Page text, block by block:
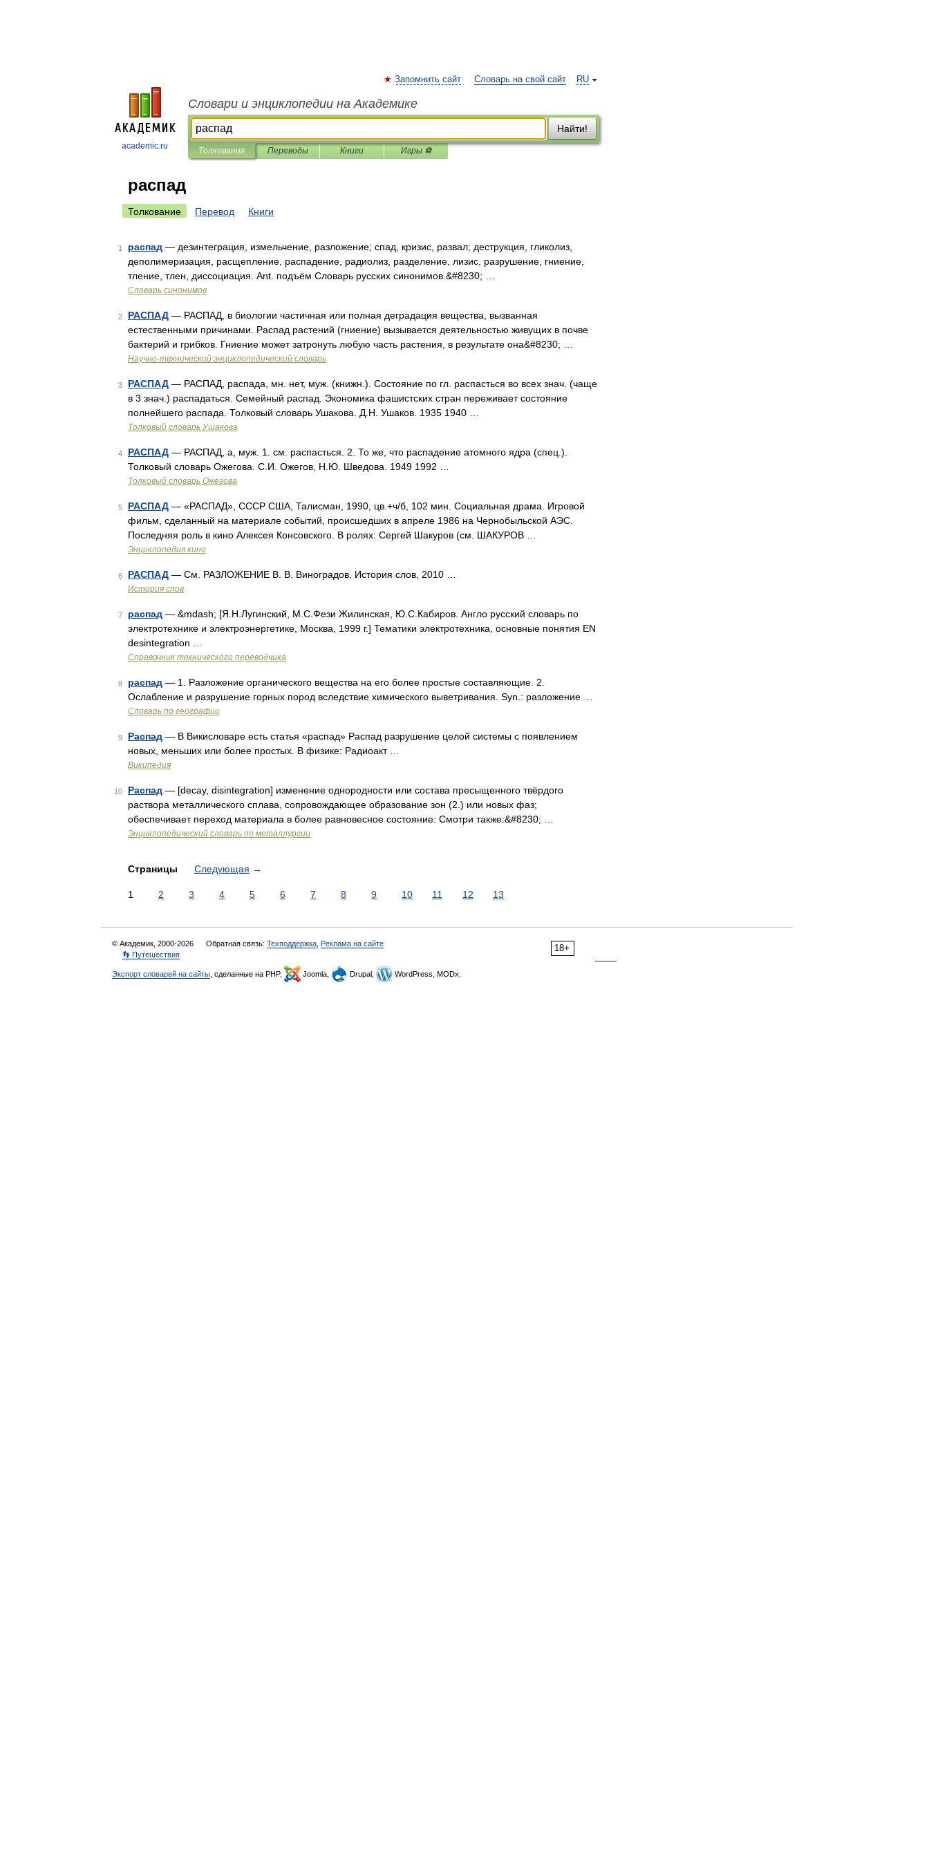
academic.ru
RU
Запомнить сайт Словарь на свой сайт
Словари и энциклопедии на Академике
Найти!
Толкования Переводы Книги Игры ⚽
распад
Толкование Перевод Книги
1 распад — дезинтеграция, измельчение, разложение; спад, кризис, развал; деструкция, гликолиз,
деполимеризация, расщепление, распадение, радиолиз, разделение, лизис, разрушение, гниение,
тление, тлен, диссоциация. Ant. подъём Словарь русских синонимов.&#8230; …
Словарь синонимов
2 РАСПАД — РАСПАД, в биологии частичная или полная деградация вещества, вызванная
естественными причинами. Распад растений (гниение) вызывается деятельностью живущих в почве
бактерий и грибков. Гниение может затронуть любую часть растения, в результате она&#8230; …
Научно-технический энциклопедический словарь
3 РАСПАД — РАСПАД, распада, мн. нет, муж. (книжн.). Состояние по гл. распасться во всех знач. (чаще
в 3 знач.) распадаться. Семейный распад. Экономика фашистских стран переживает состояние
полнейшего распада. Толковый словарь Ушакова. Д.Н. Ушаков. 1935 1940 …
Толковый словарь Ушакова
4 РАСПАД — РАСПАД, а, муж. 1. см. распасться. 2. То же, что распадение атомного ядра (спец.).
Толковый словарь Ожегова. С.И. Ожегов, Н.Ю. Шведова. 1949 1992 …
Толковый словарь Ожегова
5 РАСПАД — «РАСПАД», СССР США, Талисман, 1990, цв.+ч/б, 102 мин. Социальная драма. Игровой
фильм, сделанный на материале событий, происшедших в апреле 1986 на Чернобыльской АЭС.
Последняя роль в кино Алексея Консовского. В ролях: Сергей Шакуров (см. ШАКУРОВ …
Энциклопедия кино
6 РАСПАД — См. РАЗЛОЖЕНИЕ В. В. Виноградов. История слов, 2010 …
История слов
7 распад — &mdash; [Я.Н.Лугинский, М.С.Фези Жилинская, Ю.С.Кабиров. Англо русский словарь по
электротехнике и электроэнергетике, Москва, 1999 г.] Тематики электротехника, основные понятия EN
desintegration …
Справочник технического переводчика
8 распад — 1. Разложение органического вещества на его более простые составляющие. 2.
Ослабление и разрушение горных пород вследствие химического выветривания. Syn.: разложение …
Словарь по географии
9 Распад — В Викисловаре есть статья «распад» Распад разрушение целой системы с появлением
новых, меньших или более простых. В физике: Радиоакт …
Википедия
10 Распад — [decay, disintegration] изменение однородности или состава пресыщенного твёрдого
раствора металлического сплава, сопровождающее образование зон (2.) или новых фаз;
обеспечивает переход материала в более равновесное состояние: Смотри также:&#8230; …
Энциклопедический словарь по металлургии
Страницы Следующая →
1 2 3 4 5 6 7 8 9 10 11 12 13
18+
© Академик, 2000-2026 Обратная связь: Техподдержка Реклама на сайте
👣 Путешествия
Экспорт словарей на сайты , сделанные на PHP, Joomla, Drupal, WordPress, MODx.